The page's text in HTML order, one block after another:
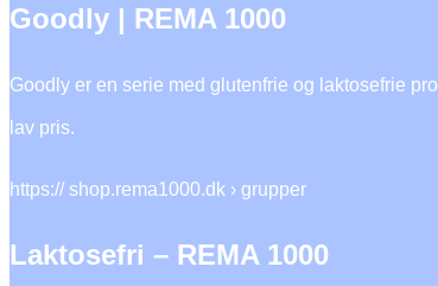
Goodly | REMA 1000
Goodly er en serie med glutenfrie og laktosefrie
lav pris.
https:// shop.rema1000.dk › grupper
Laktosefri – REMA 1000